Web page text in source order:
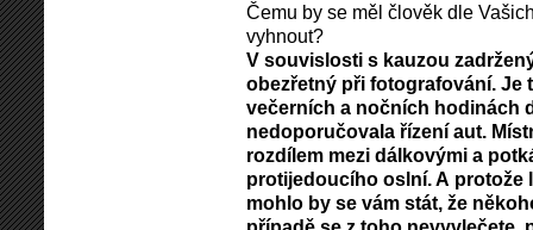
Čemu by se měl člověk dle
vyhnout?
V souvislosti s kauzou
obezřetný při fotografování. Je
večerních a nočních hodinách
nedoporučovala řízení aut.
rozdílem mezi dálkovými a
protijedoucího oslní. A protože
mohlo by se vám stát, že